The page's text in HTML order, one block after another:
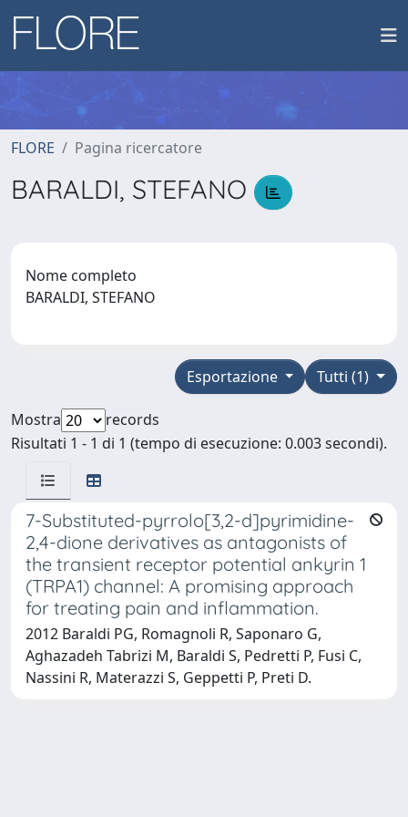
FLORE Pagina ricercatore
BARALDI, STEFANO
Nome completo
BARALDI, STEFANO
Tutti (1)
Esportazione
Mostra
records
Risultati 1 - 1 di 1 (tempo di esecuzione: 0.003 secondi).
7-Substituted-pyrrolo[3,2-d]pyrimidine-
2,4-dione derivatives as antagonists of
the transient receptor potential ankyrin 1
(TRPA1) channel: A promising approach
for treating pain and inflammation.
2012 Baraldi PG, Romagnoli R, Saponaro G,
Aghazadeh Tabrizi M, Baraldi S, Pedretti P, Fusi C,
Nassini R, Materazzi S, Geppetti P, Preti D.